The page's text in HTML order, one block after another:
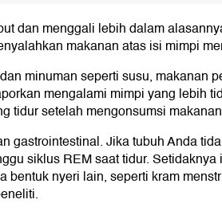
dan menggali lebih dalam
makanan atas isi mimpi
minuman seperti susu, makanan
mengalami mimpi yang lebih
tidur setelah mengonsumsi
gastrointestinal. Jika tubuh Anda
siklus REM saat tidur. Setidaknya
nyeri lain, seperti kram